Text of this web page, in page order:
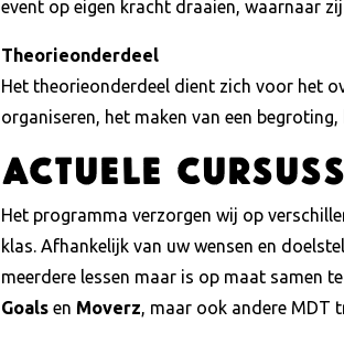
event op eigen kracht draaien, waarnaar
Theorieonderdeel
Het theorieonderdeel dient zich voor het
organiseren, het maken van een
Actuele
Het programma verzorgen wij op
klas. Afhankelijk van uw wensen en
meerdere lessen maar is op maat samen
Goals en Moverz , maar ook andere MDT